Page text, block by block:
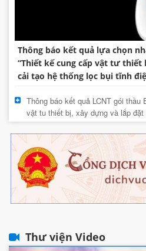
Thông báo kết quả lựa chọn
“Thiết kế cung cấp vật tư thiết
cải tạo hệ thống lọc bụi tĩnh
Thông báo kết quả LCNT gói
vật tu thiết bị, xây dựng và lắp
Thư viện Video